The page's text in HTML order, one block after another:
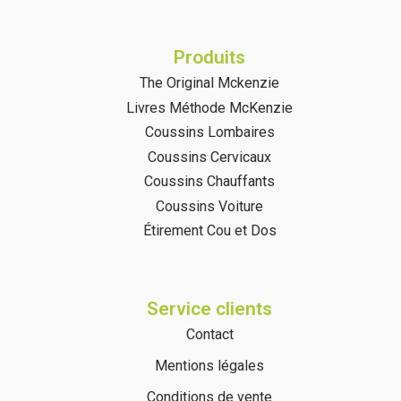
Produits
The Original Mckenzie
Livres Méthode McKenzie
Coussins Lombaires
Coussins Cervicaux
Coussins Chauffants
Coussins Voiture
Étirement Cou et Dos
Service clients
Contact
Mentions légales
Conditions de vente